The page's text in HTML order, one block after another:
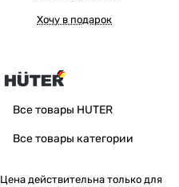
Хочу в подарок
Все товары HUTER
Все товары категории
Цена действительна только для